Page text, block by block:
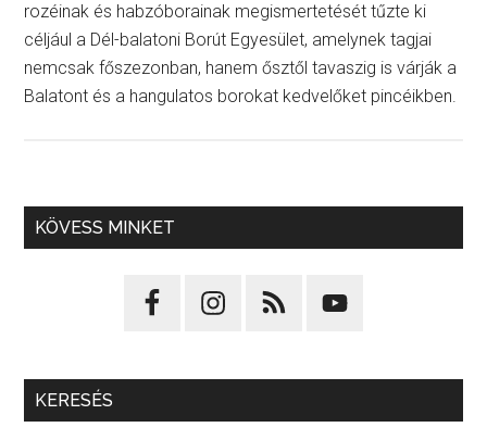
rozéinak és habzóborainak megismertetését tűzte ki
céljául a Dél-balatoni Borút Egyesület, amelynek tagjai
nemcsak főszezonban, hanem ősztől tavaszig is várják a
Balatont és a hangulatos borokat kedvelőket pincéikben.
KÖVESS MINKET
KERESÉS